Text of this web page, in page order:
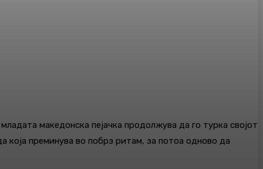
македонска пејачка продолжува да го турка својот
која преминува во побрз ритам, за потоа одново да